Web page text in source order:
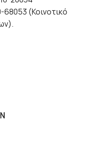
(Κοινοτικό